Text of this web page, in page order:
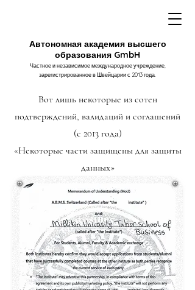
Автономная академия высшего
образования GmbH
Частное и независимое международное учреждение,
зарегистрированное в Швейцарии с 2013 года.
Вот лишь некоторые из сотен
подтверждений, валидаций и соглашений
(с 2013 года)
«Некоторые части защищены для защиты
данных»